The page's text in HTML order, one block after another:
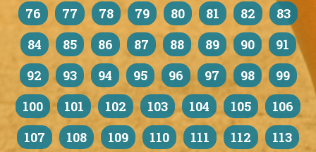
76
77 78 79 80 81 82
83
84
85 86 87 88 89 90
91
92
93 94 95 96 97 98
99
100
101 102 103 104 105
106
107
108 109 110 111 112 113